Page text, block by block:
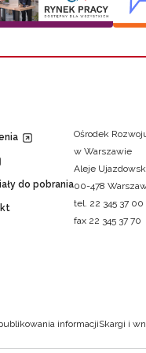
do pobrania
Ośrodek
w Warszawie
Aleje
00-478
tel. 22 345 37 00
fax 22 345 37 70
informacjiSkargi i